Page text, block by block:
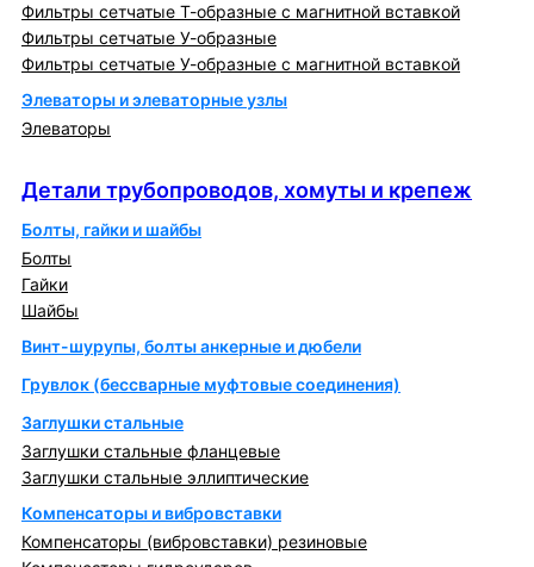
Фильтры сетчатые Т-образные с магнитной вставкой
Фильтры сетчатые У-образные
Фильтры сетчатые У-образные с магнитной вставкой
Элеваторы и элеваторные узлы
Элеваторы
Детали трубопроводов, хомуты и крепеж
Болты, гайки и шайбы
Болты
Гайки
Шайбы
Винт-шурупы, болты анкерные и дюбели
Грувлок (бессварные муфтовые соединения)
Заглушки стальные
Заглушки стальные фланцевые
Заглушки стальные эллиптические
Компенсаторы и вибровставки
Компенсаторы (вибровставки) резиновые